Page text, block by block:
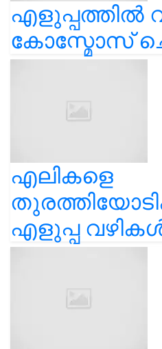
എളുപ്പത്തിൽ
കോസ്മോസ്
എലികളെ
എളുപ്പ